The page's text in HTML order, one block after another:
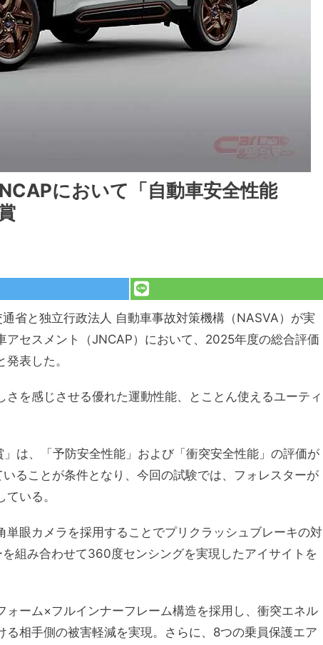
において「自動車安全性能
省と独立行政法人 自動車事故対策機構（NASVA）が実
セスメント（JNCAP）において、2025年度の総合評価
表した。
を感じさせる優れた運動性能、とことん使えるユーティ
は、「予防安全性能」および「衝突安全性能」の評価が
ることが条件となり、今回の試験では、フォレスターが
いる。
眼カメラを採用することでプリクラッシュブレーキの対
組み合わせて360度センシングを実現したアイサイトを
ーム×フルインナーフレーム構造を採用し、衝突エネル
相手側の被害軽減を実現。さらに、8つの乗員保護エア